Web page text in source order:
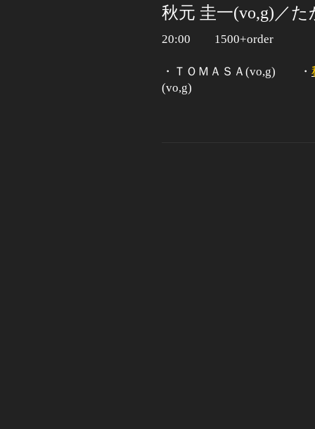
秋元 圭一(vo,g)／
20:00 1500+order
・ＴＯＭＡＳＡ(vo,g) ・
(vo,g)